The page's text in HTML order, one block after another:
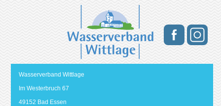
Wasserverband Wittlage
Im Westerbruch 67
49152 Bad Essen